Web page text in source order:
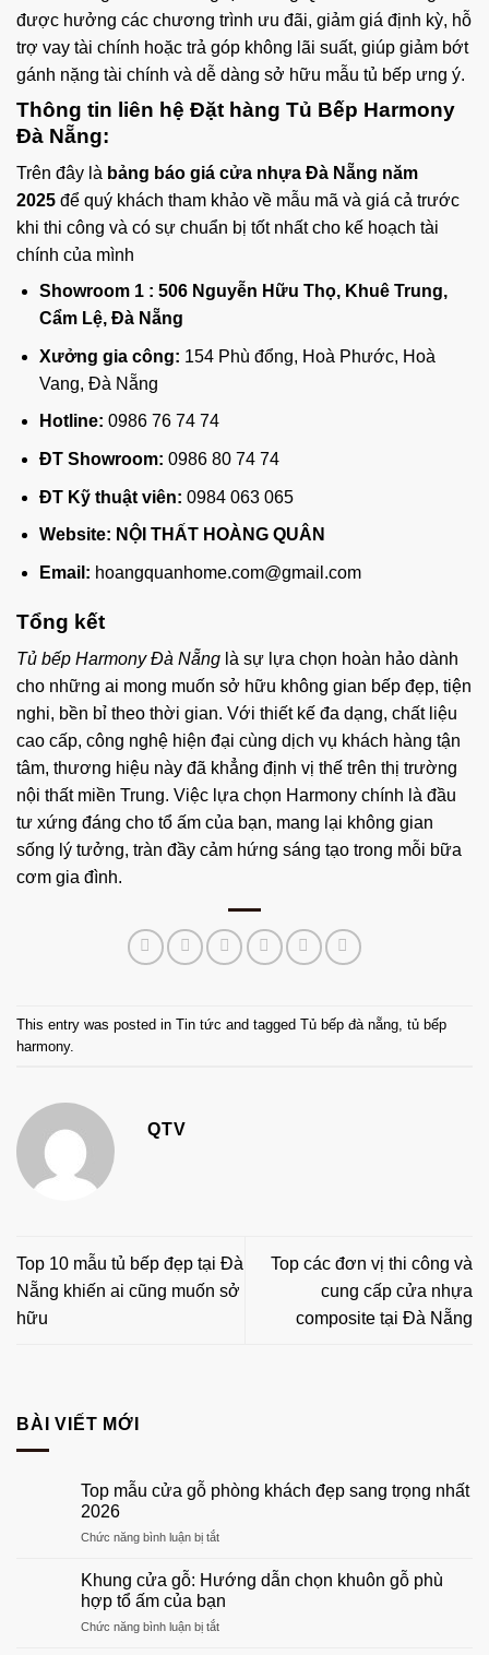
được hưởng các chương trình ưu đãi, giảm giá định kỳ, hỗ
trợ vay tài chính hoặc trả góp không lãi suất, giúp giảm bớt
gánh nặng tài chính và dễ dàng sở hữu mẫu tủ bếp ưng ý.
Thông tin liên hệ Đặt hàng Tủ Bếp Harmony
Đà Nẵng:
Trên đây là bảng báo giá cửa nhựa Đà Nẵng năm
2025 để quý khách tham khảo về mẫu mã và giá cả trước
khi thi công và có sự chuẩn bị tốt nhất cho kế hoạch tài
chính của mình
Showroom 1 : 506 Nguyễn Hữu Thọ, Khuê Trung,
Cẩm Lệ, Đà Nẵng
Xưởng gia công: 154 Phù đổng, Hoà Phước, Hoà
Vang, Đà Nẵng
Hotline: 0986 76 74 74
ĐT Showroom: 0986 80 74 74
ĐT Kỹ thuật viên: 0984 063 065
Website: NỘI THẤT HOÀNG QUÂN
Email: hoangquanhome.com@gmail.com
Tổng kết
Tủ bếp Harmony Đà Nẵng là sự lựa chọn hoàn hảo dành
cho những ai mong muốn sở hữu không gian bếp đẹp, tiện
nghi, bền bỉ theo thời gian. Với thiết kế đa dạng, chất liệu
cao cấp, công nghệ hiện đại cùng dịch vụ khách hàng tận
tâm, thương hiệu này đã khẳng định vị thế trên thị trường
nội thất miền Trung. Việc lựa chọn Harmony chính là đầu
tư xứng đáng cho tổ ấm của bạn, mang lại không gian
sống lý tưởng, tràn đầy cảm hứng sáng tạo trong mỗi bữa
cơm gia đình.
This entry was posted in Tin tức and tagged Tủ bếp đà nẵng tủ bếp
harmony.
QTV
Top 10 mẫu tủ bếp đẹp tại Đà
Nẵng khiến ai cũng muốn sở
hữu
Top các đơn vị thi công và
cung cấp cửa nhựa
composite tại Đà Nẵng
BÀI VIẾT MỚI
Top mẫu cửa gỗ phòng khách đẹp sang trọng nhất
2026
Chức năng bình luận bị tắtở
mẫu
gỗ
phòng
Khung cửa gỗ: Hướng dẫn chọn khuôn gỗ phù
hợp tổ ấm của bạn
Chức năng bình luận bị tắtở